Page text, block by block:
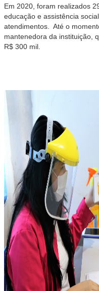
Em 2020, foram realizados
educação e assistência
atendimentos. Até o
mantenedora da instituição,
R$ 300 mil.